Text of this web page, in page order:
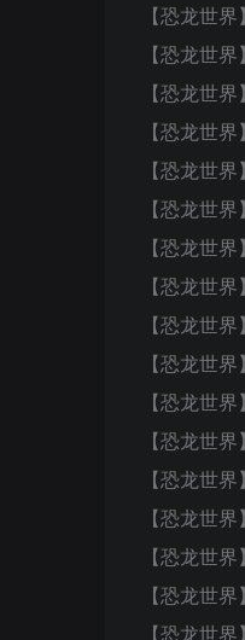
【恐龙世
【恐龙世
【恐龙世
【恐龙世
【恐龙世
【恐龙世
【恐龙世
【恐龙世
【恐龙世
【恐龙世
【恐龙世
【恐龙世
【恐龙世
【恐龙世
【恐龙世
【恐龙世
【恐龙世